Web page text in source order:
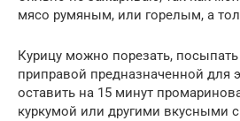
мясо румяным, или горелым, а
Курицу можно порезать,
приправой предназначенной для
оставить на 15 минут
куркумой или другими вкусными